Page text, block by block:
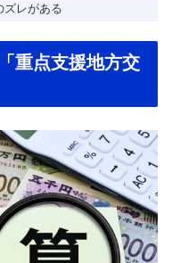
ズレがある
重点支援地方交